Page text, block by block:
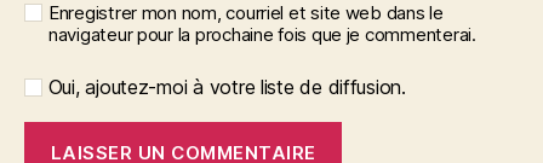
Enregistrer mon nom, courriel et site web dans le
navigateur pour la prochaine fois que je commenterai.
Oui, ajoutez-moi à votre liste de diffusion.